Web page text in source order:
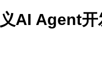
AI Agent开